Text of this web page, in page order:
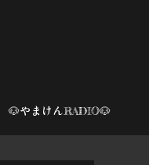
🐶やまけんRADIO🐶